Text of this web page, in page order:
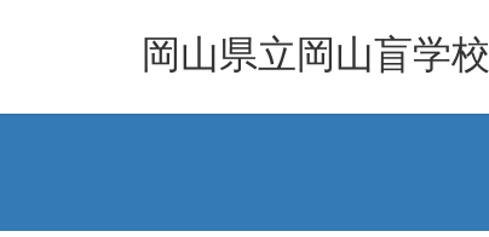
岡山県立岡山盲学校